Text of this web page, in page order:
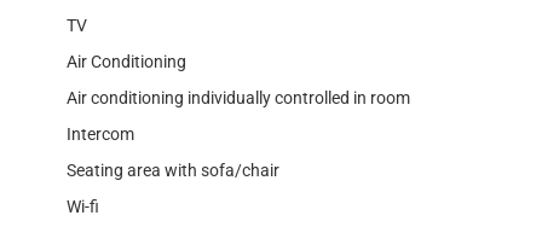
TV
Air Conditioning
Air conditioning individually controlled in room
Intercom
Seating area with sofa/chair
Wi-fi